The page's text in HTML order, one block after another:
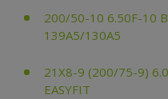
200/50-10 6.50F-10
139A5/130A5
21X8-9 (200/75-9)
EASYFIT